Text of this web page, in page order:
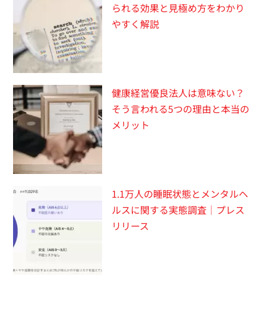
られる効果と見極め方をわかり
やすく解説
健康経営優良法人は意味ない？
そう言われる5つの理由と本当の
メリット
1.1万人の睡眠状態とメンタルヘ
ルスに関する実態調査｜プレス
リリース